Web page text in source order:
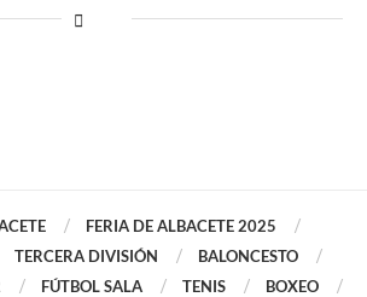
FERIA DE ALBACETE 2025
TERCERA DIVISIÓN
BALONCESTO
FÚTBOL SALA TENIS
BOXEO